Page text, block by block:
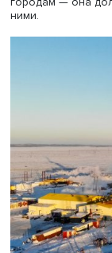
Надежда
отличались
возможности
вахтовые
вахтовый
построили в
Большинство
бытовым
Современную
практически